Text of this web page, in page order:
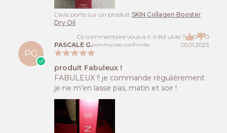
L’avis porte sur un produit SKIN Collagen Booster
Dry Oil
Ce commentaire vous a-t-il été utile ?
0 0
PG
PASCALE G.commande confirmée 05.01.2023
produit Fabuleux !
FABULEUX !! je commande régulièrement
je ne m'en lasse pas, matin et soir !